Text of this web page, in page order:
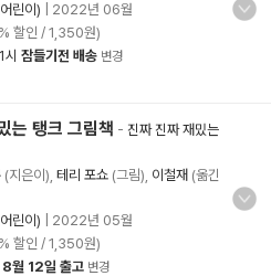
린이)
2022년 06월
할인 / 1,350원)
시 잠들기전 배송 변경
는 탱크 그림책 - 진짜 진짜 재밌는
(지은이), 테리 포쇼 (그림), 이철재 (옮긴
린이)
2022년 05월
할인 / 1,350원)
8월 12일 출고 변경